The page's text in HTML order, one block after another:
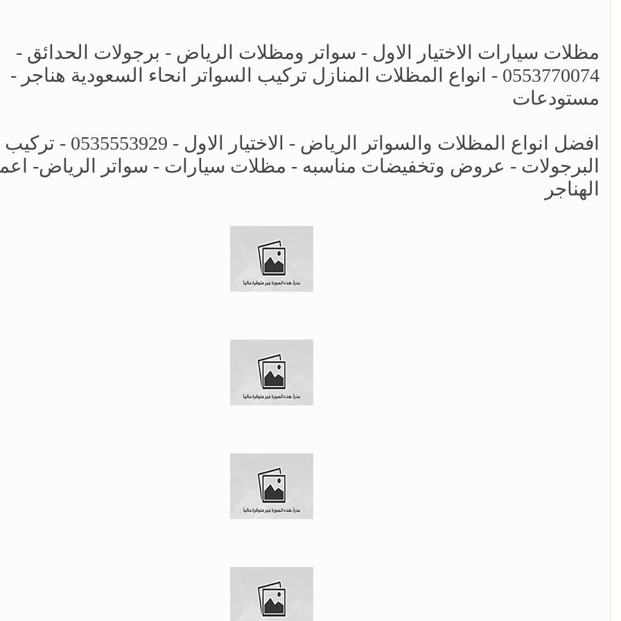
مظلات سيارات الاختيار الاول - سواتر ومظلات الرياض - برجولات الحدائق -
0553770074 - انواع المظلات المنازل تركيب السواتر انحاء السعودية هناجر -
مستودعات
افضل انواع المظلات والسواتر الرياض - الاختيار الاول - 0535553929 - تركيب
البرجولات - عروض وتخفيضات مناسبه - مظلات سيارات - سواتر الرياض-
الهناجر